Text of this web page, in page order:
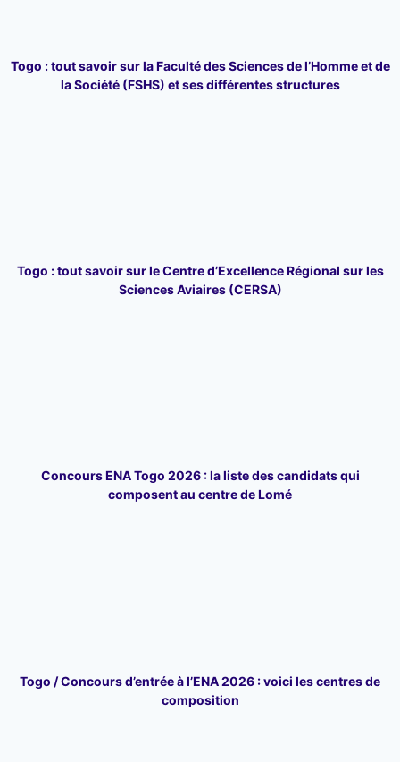
Togo : tout savoir sur la Faculté des Sciences de l’Homme et de
la Société (FSHS) et ses différentes structures
Togo : tout savoir sur le Centre d’Excellence Régional sur les
Sciences Aviaires (CERSA)
Concours ENA Togo 2026 : la liste des candidats qui
composent au centre de Lomé
Togo / Concours d’entrée à l’ENA 2026 : voici les centres de
composition